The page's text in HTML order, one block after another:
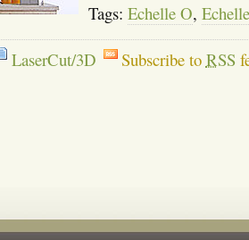
Tags: Echelle O,
LaserCut/3D Subscribe to RSS